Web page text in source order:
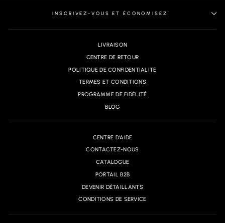
INSCRIVEZ-VOUS ET ÉCONOMISEZ
LIVRAISON
CENTRE DE RETOUR
POLITIQUE DE CONFIDENTIALITÉ
TERMES ET CONDITIONS
PROGRAMME DE FIDÉLITÉ
BLOG
CENTRE D'AIDE
CONTACTEZ-NOUS
CATALOGUE
PORTAIL B2B
DEVENIR DÉTAILLANTS
CONDITIONS DE SERVICE